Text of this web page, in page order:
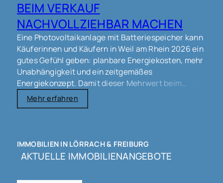
BEIM VERKAUF
NACHVOLLZIEHBAR MACHEN
Eine Photovoltaikanlage mit Batteriespeicher kann
Käuferinnen und Käufern in Weil am Rhein 2026 ein
gutes Gefühl geben: planbare Energiekosten, mehr
Unabhängigkeit und ein zeitgemäßes
Energiekonzept. Damit dieser Mehrwert beim
Immobilienverkauf nicht nur „gefühlt“, sondern
auch nachvollziehbar bewertet werden kann, zählt
Mehr erfahren
IMMOBILIEN IN LÖRRACH & FREIBURG
AKTUELLE IMMOBILIENANGEBOTE